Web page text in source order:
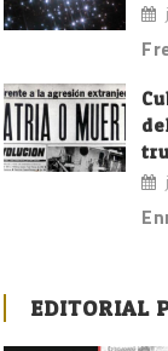
EDITORIAL